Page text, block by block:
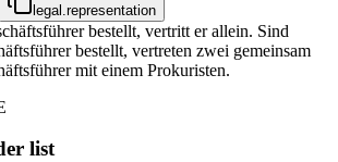
legal.representation
bestellt, vertritt er allein. Sind
bestellt, vertreten zwei gemeinsam
mit einem Prokuristen.
list